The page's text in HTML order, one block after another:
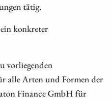
tätig.
konkreter
vorliegenden
alle Arten und Formen der
Finance GmbH für